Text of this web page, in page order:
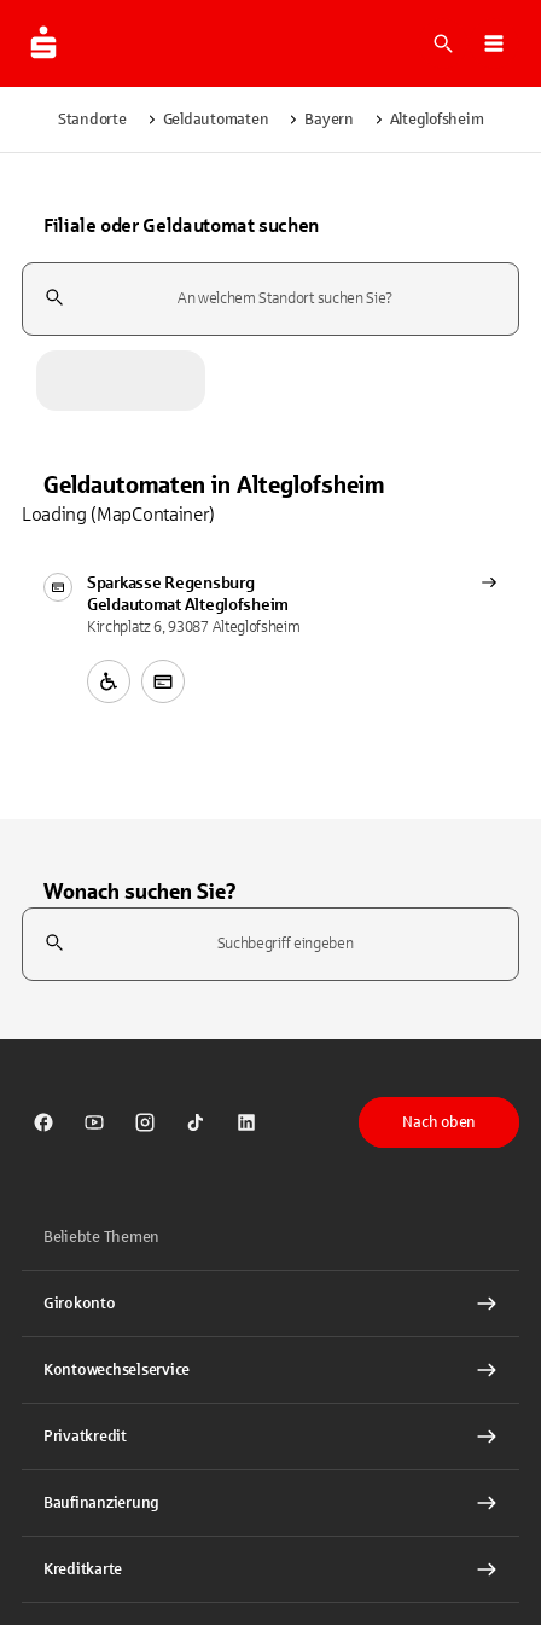
Suche
Standorte Geldautomaten Bayern Alteglofsheim
Filiale oder Geldautomat suchen
Suchfeld
Geldautomaten in Alteglofsheim
Sparkasse Regensburg
Geldautomat Alteglofsheim
Kirchplatz 6, 93087 Alteglofsheim
Loading (MapContainer)
Wonach suchen Sie?
Suchfeld
Sparkasse auf Facebook
Sparkasse auf Youtube
Sparkasse auf Instagram
Sparkasse auf TikTok
Sparkasse auf LinkedIn
Nach oben
Beliebte Themen
Girokonto
Kontowechselservice
Privatkredit
Baufinanzierung
Kreditkarte